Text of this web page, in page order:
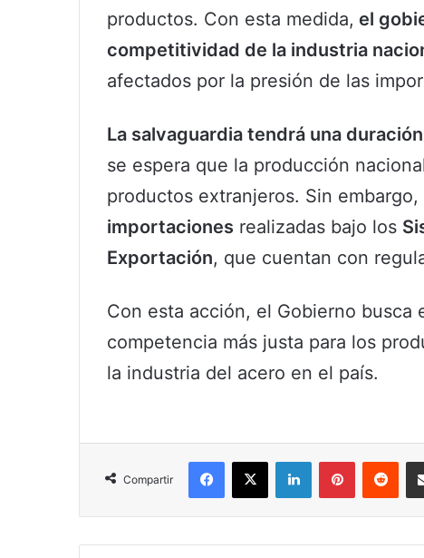
productos. Con esta medida, el
competitividad de la industria
afectados por la presión de las
La salvaguardia tendrá una
se espera que la producción
productos extranjeros. Sin embargo,
importaciones realizadas bajo los
Exportación, que cuentan con
Con esta acción, el Gobierno busca
competencia más justa para los
la industria del acero en el país.
Compartir
Facebook
X LinkedInPinterest